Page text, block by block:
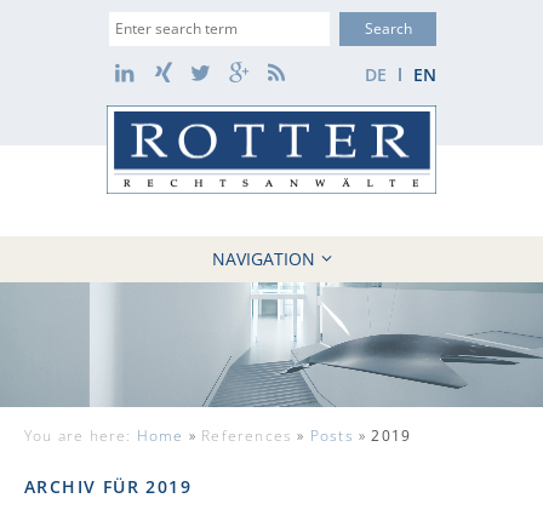
Suche
DE EN
LinkedIn
Xing TwitterGoogle+
RSS
NAVIGATION
HOME
FIRM
10 REASONS
CASES
REFERENCES
You are here: Home » References » Posts »2019
ARCHIV FÜR 2019